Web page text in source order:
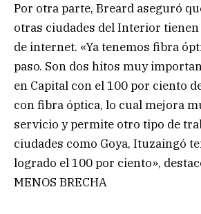
Por otra parte, Breard aseguró
otras ciudades del Interior
de internet. «Ya tenemos fibra
paso. Son dos hitos muy
en Capital con el 100 por ciento
con fibra óptica, lo cual mejora
servicio y permite otro tipo de
ciudades como Goya, Ituzaingó
logrado el 100 por ciento»,
MENOS BRECHA